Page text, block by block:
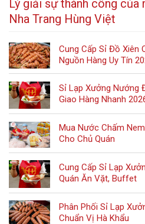
Lý giải sự thành công của mô hình nem nướng
Nha Trang Hùng Việt
Cung Cấp Sỉ Đồ Xiên Que Ở Hà Nội Giá Gốc,
Nguồn Hàng Uy Tín
Sỉ Lạp Xưởng Nướng Đá Hải Phòng Giá Ưu Đãi,
Giao Hàng Nhanh
Mua Nước Chấm Nem Nướng Nha Trang Giá Sỉ
Cho Chủ Quán
Cung Cấp Sỉ Lạp Xưởng Nướng Đá Đà Nẵng Cho
Quán Ăn Vặt, Buffet
Phân Phối Sỉ Lạp Xưởng Nướng Đá Bình Dương
Chuẩn Vị Hà Khẩu